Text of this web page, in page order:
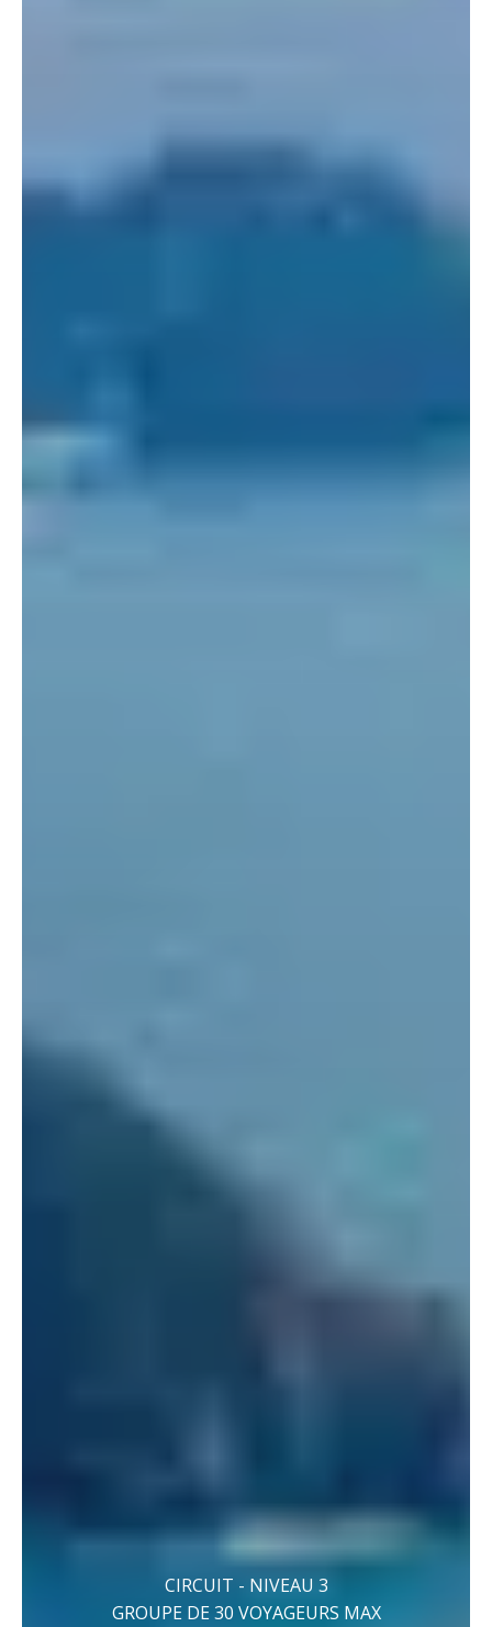
CIRCUIT - NIVEAU 3
GROUPE DE 30 VOYAGEURS MAX